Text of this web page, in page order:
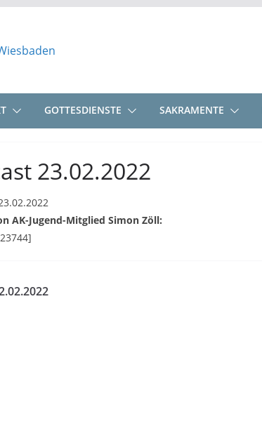
GOTTESDIENSTE SAKRAMENTE
23.02.2022
AK-Jugend-Mitglied Simon Zöll: